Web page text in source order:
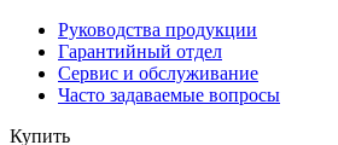
Руководства продукции
Гарантийный отдел
Сервис и обслуживание
Часто задаваемые вопросы
Купить